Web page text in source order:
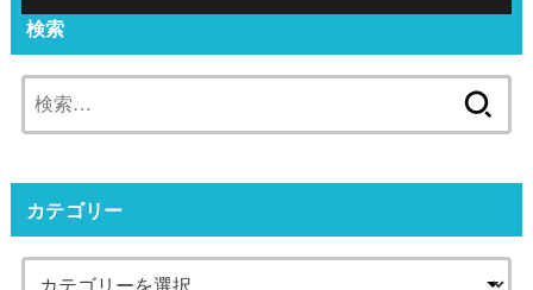
検索
索:
カテゴリー